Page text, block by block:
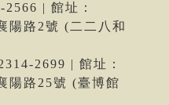
| 館址：
陽路2號 (二二八和
2699 | 館址：
陽路25號 (臺博館